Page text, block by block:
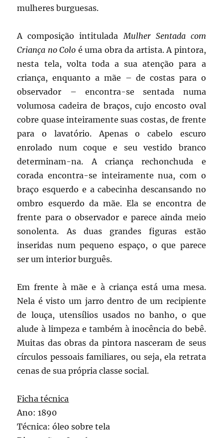
mulheres burguesas.
A composição intituladaMulher Sentada com
Criança no Colo é uma obra da artista. A pintora,
nesta tela, volta toda a sua atenção para a
criança, enquanto a mãe – de costas para o
observador – encontra-se sentada numa
volumosa cadeira de braços, cujo encosto oval
cobre quase inteiramente suas costas, de frente
para o lavatório. Apenas o cabelo escuro
enrolado num coque e seu vestido branco
determinam-na. A criança rechonchuda e
corada encontra-se inteiramente nua, com o
braço esquerdo e a cabecinha descansando no
ombro esquerdo da mãe. Ela se encontra de
frente para o observador e parece ainda meio
sonolenta. As duas grandes figuras estão
inseridas num pequeno espaço, o que parece
ser um interior burguês.
Em frente à mãe e à criança está uma mesa.
Nela é visto um jarro dentro de um recipiente
de louça, utensílios usados no banho, o que
alude à limpeza e também à inocência do bebê.
Muitas das obras da pintora nasceram de seus
círculos pessoais familiares, ou seja, ela retrata
cenas de sua própria classe social.
Ficha técnica
Ano: 1890
Técnica: óleo sobre tela